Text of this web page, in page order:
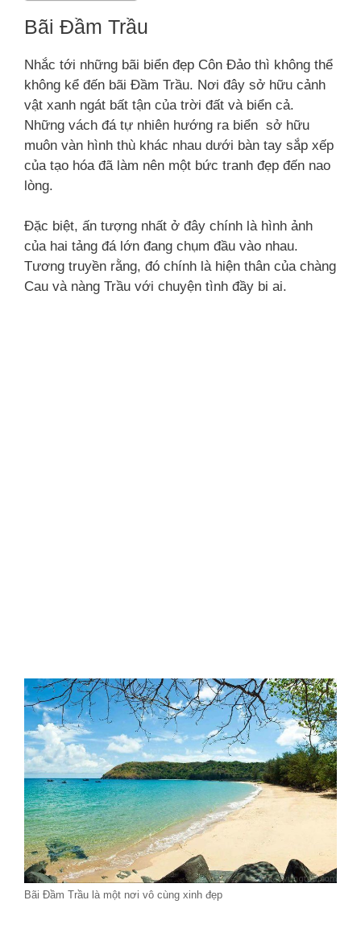
Bãi Đầm Trầu
Nhắc tới những bãi biển đẹp Côn Đảo thì không thể
không kể đến bãi Đầm Trầu. Nơi đây sở hữu cảnh
vật xanh ngát bất tận của trời đất và biển cả.
Những vách đá tự nhiên hướng ra biển sở hữu
muôn vàn hình thù khác nhau dưới bàn tay sắp xếp
của tạo hóa đã làm nên một bức tranh đẹp đến nao
lòng.
Đặc biệt, ấn tượng nhất ở đây chính là hình ảnh
của hai tảng đá lớn đang chụm đầu vào nhau.
Tương truyền rằng, đó chính là hiện thân của chàng
Cau và nàng Trầu với chuyện tình đầy bi ai.
Bãi Đầm Trầu là một nơi vô cùng xinh đẹp